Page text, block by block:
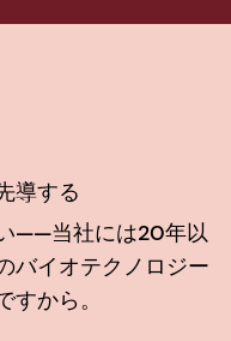
導する
——当社には20年以
バイオテクノロジー
すから。